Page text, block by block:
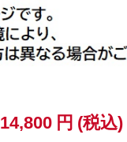
14,800 円 (税込)